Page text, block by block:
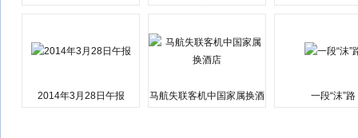
2014年3月28日午报
马航失联客机中国家属换酒
一段“沫”路